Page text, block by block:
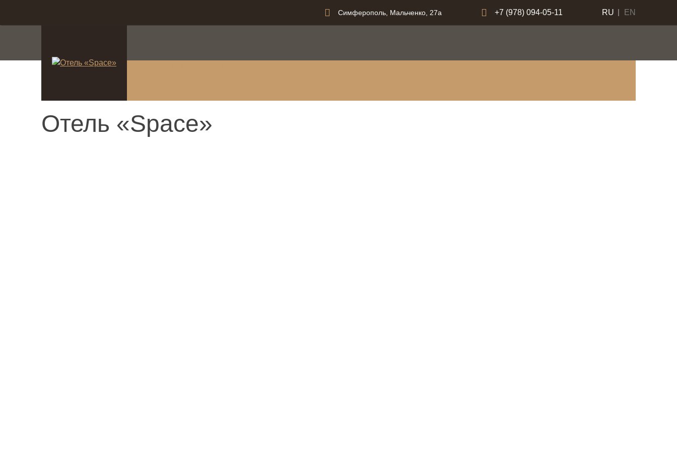
Симферополь, Мальченко, 27а +7 (978) 094-05-11 RU EN
Отель «Space»